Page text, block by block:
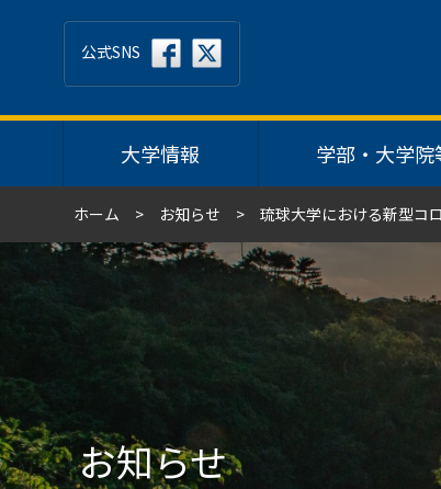
大学情報 学部・大学院
公式SNS
ホーム お知らせ 琉球大学における新型コ
お知らせ